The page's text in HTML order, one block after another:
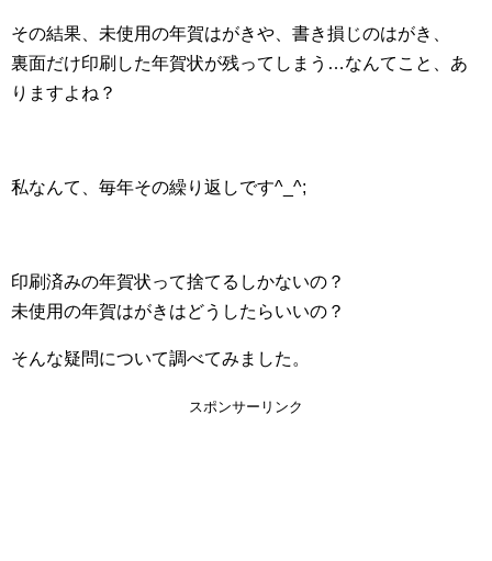
その結果、未使用の年賀はがきや、書き損じのはがき、
裏面だけ印刷した年賀状が残ってしまう…なんてこと、あ
りますよね？
私なんて、毎年その繰り返しです^_^;
印刷済みの年賀状って捨てるしかないの？
未使用の年賀はがきはどうしたらいいの？
そんな疑問について調べてみました。
スポンサーリンク